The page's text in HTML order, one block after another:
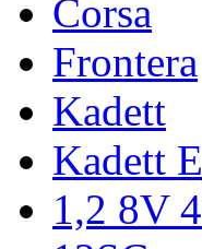
Corsa
Frontera
Kadett
Kadett E
1,2 8V